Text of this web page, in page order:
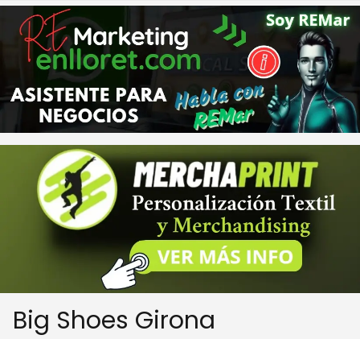
Big Shoes Girona